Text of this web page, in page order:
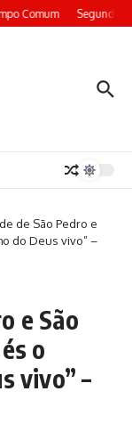
Comum Segunda-
de São Pedro e
do Deus vivo” –
e São
o
vivo” –